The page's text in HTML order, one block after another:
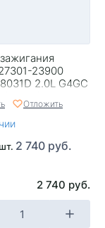
23900
2.0L G4GC
07-10/07 I30
Отложить
2 740 руб.
2 740 руб.